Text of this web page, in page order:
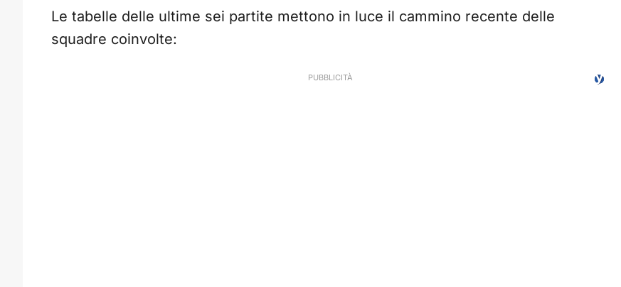
Le tabelle delle ultime sei partite mettono in luce il cammino recente delle
squadre coinvolte: